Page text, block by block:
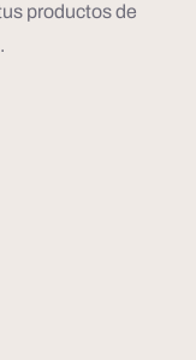
productos de